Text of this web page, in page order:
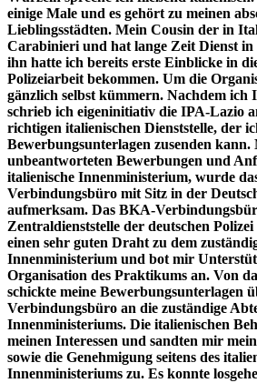
einige Male und es gehört zu meinen
Lieblingsstädten. Mein Cousin der in
Carabinieri und hat lange Zeit Dienst in
ihn hatte ich bereits erste Einblicke in
Polizeiarbeit bekommen. Um die
gänzlich selbst kümmern. Nachdem
schrieb ich eigeninitiativ die IPA-Lazio
richtigen italienischen Dienststelle, der
Bewerbungsunterlagen zusenden kann.
unbeantworteten Bewerbungen und
italienische Innenministerium, wurde
Verbindungsbüro mit Sitz in der
aufmerksam. Das BKA-
Zentraldienststelle der deutschen
einen sehr guten Draht zu dem
Innenministerium und bot mir
Organisation des Praktikums an. Von
schickte meine Bewerbungsunterlagen
Verbindungsbüro an die zuständige
Innenministeriums. Die italienischen
meinen Interessen und sandten mir
sowie die Genehmigung seitens des
Innenministeriums zu. Es konnte